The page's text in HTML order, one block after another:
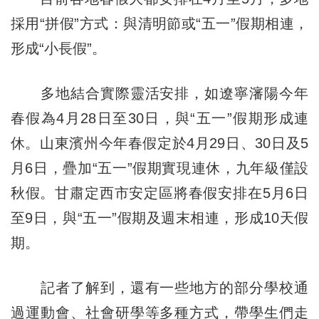
採用“拼假”方式：與清明節或“五一”假期相連，
形成“小長假”。
多地結合實際靈活安排，如遼寧瀋陽今年
春假為4月28日至30日，與“五一”假期形成連
休。山東濱州今年春假定於4月29日、30日及5
月6日，疊加“五一”假期實現連休，九年級僅設
秋假。甘肅定西市安定區將春假安排在5月6日
至9日，與“五一”假期及週末相連，形成10天假
期。
記者了解到，還有一些地方的部分學校通
過運動會、社會研學等多種方式，帶學生們走